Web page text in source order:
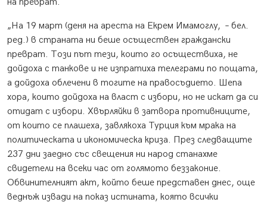
„На 19 март (деня на ареста на Екрем Имамоглу, – бел.
ред.) в страната ни беше осъществен граждански
преврат. Този път тези, които го осъществиха, не
дойдоха с танкове и не изпратиха телеграми по пощата,
а дойдоха облечени в тогите на правосъдието. Шепа
хора, които дойдоха на власт с избори, но не искат да си
отидат с избори. Хвърляйки в затвора противниците,
от които се плашеха, завлякоха Турция към мрака на
политическата и икономическа криза. През следващите
237 дни заедно със свещения ни народ станахме
свидетели на всеки час от голямото беззаконие.
Обвинителният акт, който беше представен днес, още
веднъж извади на показ истината, която всички